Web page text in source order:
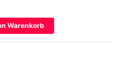
Warenkorb